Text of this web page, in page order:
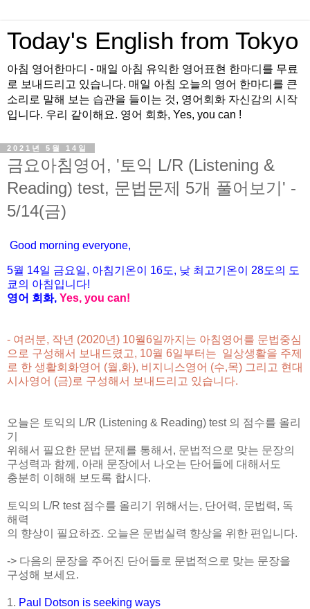
Today's English from Tokyo
아침 영어한마디 - 매일 아침 유익한 영어표현 한마디를 무료
로 보내드리고 있습니다. 매일 아침 오늘의 영어 한마디를 큰
소리로 말해 보는 습관을 들이는 것, 영어회화 자신감의 시작
입니다. 우리 같이해요. 영어 회화, Yes, you can !
2021년 5월 14일
금요아침영어, '토익 L/R (Listening &
Reading) test, 문법문제 5개 풀어보기' -
5/14(금)
Good morning everyone,
5월 14일 금요일, 아침기온이 16도, 낮 최고기온이
28도의 도
쿄의 아침입니다!
영어 회화, Yes, you can!
- 여러분, 작년 (2020년) 10월6일까지는 아침영어를 문법중심
으로 구성해서 보내드렸고, 10월 6일부터는 일상생활을 주제
로 한 생활회화영어 (월,화), 비지니스영어 (수,목) 그리고 현대
시사영어 (금)로 구성해서 보내드리고 있습니다.
오늘은 토익의 L/R (Listening & Reading) test 의 점수를 올리
기
위해서 필요한 문법 문제를 통해서, 문법적으로 맞는 문장의
구성력과 함께, 아래 문장에서 나오는 단어들에 대해서도
충분히 이해해 보도록 합시다.
토익의 L/R test 점수를 올리기 위해서는, 단어력, 문법력, 독
해력
의 향상이 필요하죠. 오늘은 문법실력 향상을 위한 편입니다.
-> 다음의 문장을 주어진 단어들로 문법적으로 맞는 문장을
구성해 보세요.
1. Paul Dotson is seeking ways